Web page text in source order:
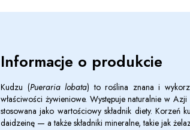
Informacje o produkcie
Kudzu (Pueraria lobata) to roślina znana i
właściwości żywieniowe. Występuje naturalnie w
stosowana jako wartościowy składnik diety.
daidzeinę — a także składniki mineralne, takie jak